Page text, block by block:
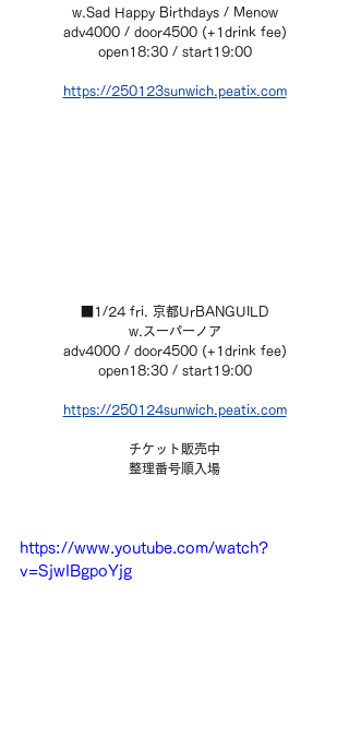
w.Sad Happy Birthdays / Menow
adv4000 / door4500 (+1drink fee)
open18:30 / start19:00
https://250123sunwich.peatix. com
■1/24 fri. 京都UrBANGUILD
w.スーパーノア
adv4000 / door4500 (+1drink fee)
open18:30 / start19:00
https://250124sunwich.peatix. com
チケット販売中
整理番号順入場
https://www.youtube.com/watch?
v=SjwIBgpoYjg